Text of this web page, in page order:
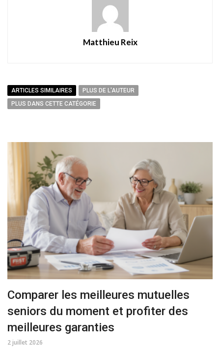
Matthieu Reix
ARTICLES SIMILAIRES
PLUS DE L'AUTEUR
PLUS DANS CETTE CATÉGORIE
Comparer les meilleures mutuelles
seniors du moment et profiter des
meilleures garanties
2 juillet 2026